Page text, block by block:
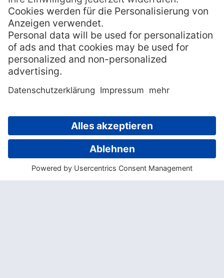
des Tufi Dive Resorts organisiert gerne
Ausflüge zu diversen Tauchspots und gibt
auch Informationen über Tauchkurse. Hier
erwarten Sie einige Spots der Extraklasse
mit spektakulären Steilwänden und
können die Gäste die Umgebung auf eigene
Faust mit dem Kajak erkunden.
Wir benötigen Ihre
Zustimmung, um den YouTube
Video-Service zu laden!